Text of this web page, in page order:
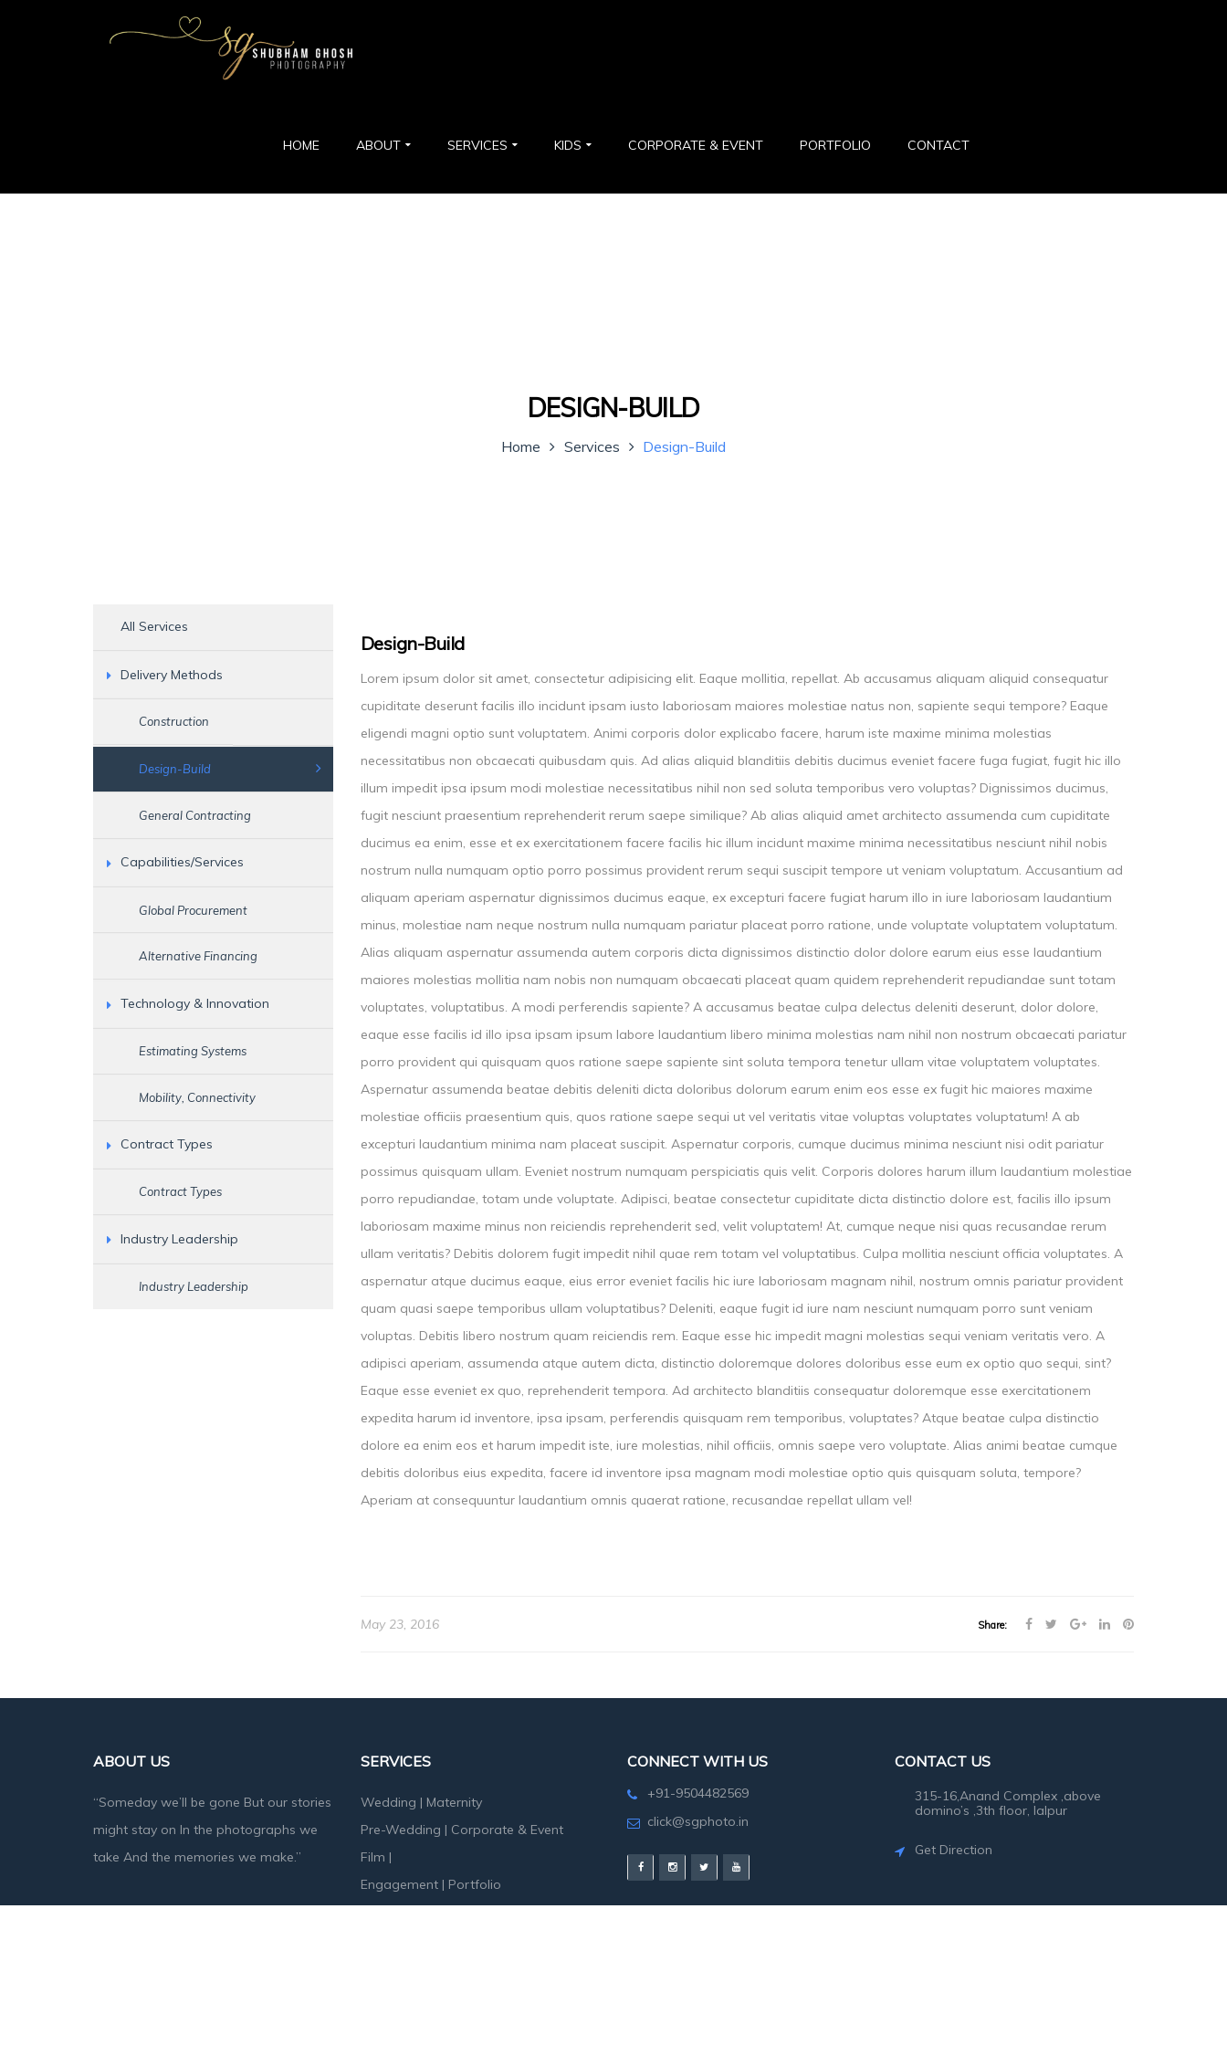
HOME ABOUT SERVICES KIDS CORPORATE & EVENT PORTFOLIO CONTACT
DESIGN-BUILD
Home Services Design-Build
Design-Build
Lorem ipsum dolor sit amet, consectetur adipisicing elit. Eaque mollitia, repellat. Ab accusamus aliquam aliquid consequatur
cupiditate deserunt facilis illo incidunt ipsam iusto laboriosam maiores molestiae natus non, sapiente sequi tempore? Eaque
eligendi magni optio sunt voluptatem. Animi corporis dolor explicabo facere, harum iste maxime minima molestias
necessitatibus non obcaecati quibusdam quis. Ad alias aliquid blanditiis debitis ducimus eveniet facere fuga fugiat, fugit hic illo
illum impedit ipsa ipsum modi molestiae necessitatibus nihil non sed soluta temporibus vero voluptas? Dignissimos ducimus,
fugit nesciunt praesentium reprehenderit rerum saepe similique? Ab alias aliquid amet architecto assumenda cum cupiditate
ducimus ea enim, esse et ex exercitationem facere facilis hic illum incidunt maxime minima necessitatibus nesciunt nihil nobis
nostrum nulla numquam optio porro possimus provident rerum sequi suscipit tempore ut veniam voluptatum. Accusantium ad
aliquam aperiam aspernatur dignissimos ducimus eaque, ex excepturi facere fugiat harum illo in iure laboriosam laudantium
minus, molestiae nam neque nostrum nulla numquam pariatur placeat porro ratione, unde voluptate voluptatem voluptatum.
Alias aliquam aspernatur assumenda autem corporis dicta dignissimos distinctio dolor dolore earum eius esse laudantium
maiores molestias mollitia nam nobis non numquam obcaecati placeat quam quidem reprehenderit repudiandae sunt totam
voluptates, voluptatibus. A modi perferendis sapiente? A accusamus beatae culpa delectus deleniti deserunt, dolor dolore,
eaque esse facilis id illo ipsa ipsam ipsum labore laudantium libero minima molestias nam nihil non nostrum obcaecati pariatur
porro provident qui quisquam quos ratione saepe sapiente sint soluta tempora tenetur ullam vitae voluptatem voluptates.
Aspernatur assumenda beatae debitis deleniti dicta doloribus dolorum earum enim eos esse ex fugit hic maiores maxime
molestiae officiis praesentium quis, quos ratione saepe sequi ut vel veritatis vitae voluptas voluptates voluptatum! A ab
excepturi laudantium minima nam placeat suscipit. Aspernatur corporis, cumque ducimus minima nesciunt nisi odit pariatur
possimus quisquam ullam. Eveniet nostrum numquam perspiciatis quis velit. Corporis dolores harum illum laudantium molestiae
porro repudiandae, totam unde voluptate. Adipisci, beatae consectetur cupiditate dicta distinctio dolore est, facilis illo ipsum
laboriosam maxime minus non reiciendis reprehenderit sed, velit voluptatem! At, cumque neque nisi quas recusandae rerum
ullam veritatis? Debitis dolorem fugit impedit nihil quae rem totam vel voluptatibus. Culpa mollitia nesciunt officia voluptates. A
aspernatur atque ducimus eaque, eius error eveniet facilis hic iure laboriosam magnam nihil, nostrum omnis pariatur provident
quam quasi saepe temporibus ullam voluptatibus? Deleniti, eaque fugit id iure nam nesciunt numquam porro sunt veniam
voluptas. Debitis libero nostrum quam reiciendis rem. Eaque esse hic impedit magni molestias sequi veniam veritatis vero. A
adipisci aperiam, assumenda atque autem dicta, distinctio doloremque dolores doloribus esse eum ex optio quo sequi, sint?
Eaque esse eveniet ex quo, reprehenderit tempora. Ad architecto blanditiis consequatur doloremque esse exercitationem
expedita harum id inventore, ipsa ipsam, perferendis quisquam rem temporibus, voluptates? Atque beatae culpa distinctio
dolore ea enim eos et harum impedit iste, iure molestias, nihil officiis, omnis saepe vero voluptate. Alias animi beatae cumque
debitis doloribus eius expedita, facere id inventore ipsa magnam modi molestiae optio quis quisquam soluta, tempore?
Aperiam at consequuntur laudantium omnis quaerat ratione, recusandae repellat ullam vel!
May 23, 2016 Share:
All Services
Delivery Methods
Construction
Design-Build
General Contracting
Capabilities/Services
Global Procurement
Alternative Financing
Technology & Innovation
Estimating Systems
Mobility, Connectivity
Contract Types
Contract Types
Industry Leadership
Industry Leadership
ABOUT US
“Someday we’ll be gone But our stories
might stay on In the photographs we
take And the memories we make.”
SERVICES
Wedding | Maternity
Pre-Wedding | Corporate & Event
Film |
Engagement| Portfolio
CONNECT WITH US
+91-9504482569
click@sgphoto.in
CONTACT US
315-16,Anand Complex ,above
domino’s ,3th floor, lalpur
Get Direction